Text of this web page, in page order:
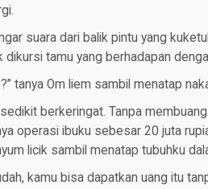
suara dari balik pintu yang
dikursi tamu yang berhadapan
tanya Om liem sambil menatap
berkeringat. Tanpa
operasi ibuku sebesar 20 juta
licik sambil menatap tubuhku
kamu bisa dapatkan uang itu